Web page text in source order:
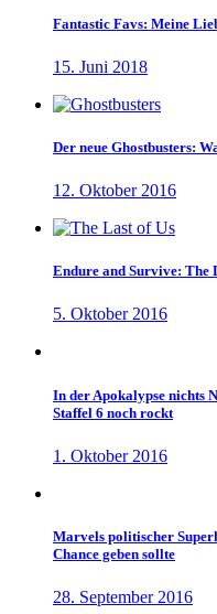
Fantastic Favs: Meine
15. Juni 2018
Der neue Ghostbusters:
12. Oktober 2016
Endure and Survive: The
5. Oktober 2016
In der Apokalypse nichts
Staffel 6 noch rockt
1. Oktober 2016
Marvels politischer
Chance geben sollte
28. September 2016